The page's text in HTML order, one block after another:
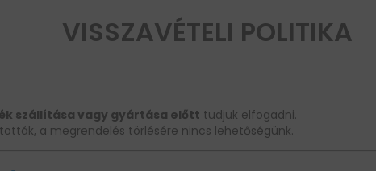
VISSZAVÉTELI POLITIKA
szállítása vagy gyártása előtt tudjuk elfogadni.
a megrendelés törlésére nincs lehetőségünk.